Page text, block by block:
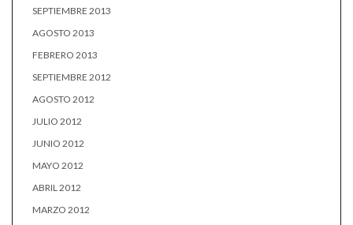
SEPTIEMBRE 2013
AGOSTO 2013
FEBRERO 2013
SEPTIEMBRE 2012
AGOSTO 2012
JULIO 2012
JUNIO 2012
MAYO 2012
ABRIL 2012
MARZO 2012